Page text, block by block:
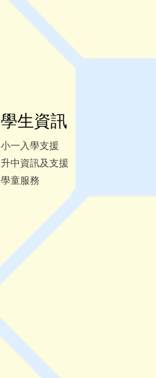
學生資訊
小一入學支援
升中資訊及支援
學童服務